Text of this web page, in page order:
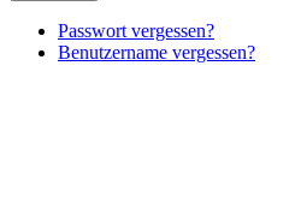
Passwort vergessen?
Benutzername vergessen?